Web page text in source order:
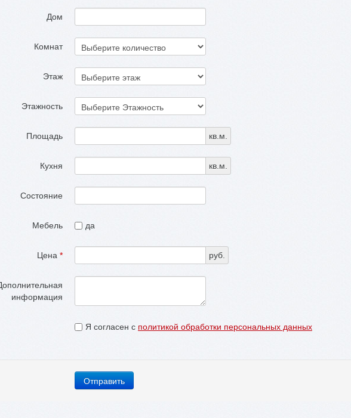
Дом
Комнат
Этаж
Этажность
Площадь кв.м.
Кухня кв.м.
Состояние
Мебель да
Цена * руб.
информация
Я согласен с политикой обработки персональных данных
Отправить